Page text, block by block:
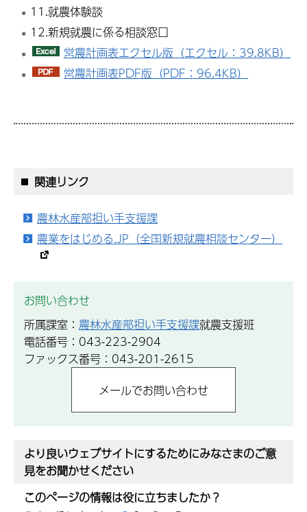
11.就農体験談
12.新規就農に係る相談窓口
営農計画表エクセル版（エクセル：39.8KB）
営農計画表PDF版（PDF：96.4KB）
関連リンク
農林水産部担い手支援課
農業をはじめる.JP（全国新規就農相談センター）
お問い合わせ
所属課室： 農林水産部担い手支援課就農支援班
電話番号：043-223-2904
ファックス番号：043-201-2615
より良いウェブサイトにするためにみなさまのご意
見をお聞かせください
このページの情報は役に立ちましたか？